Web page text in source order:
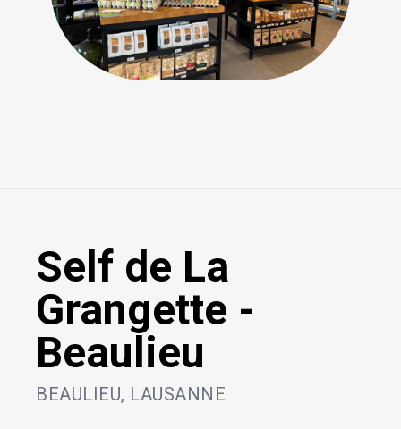
Self de La
Grangette -
Beaulieu
BEAULIEU, LAUSANNE